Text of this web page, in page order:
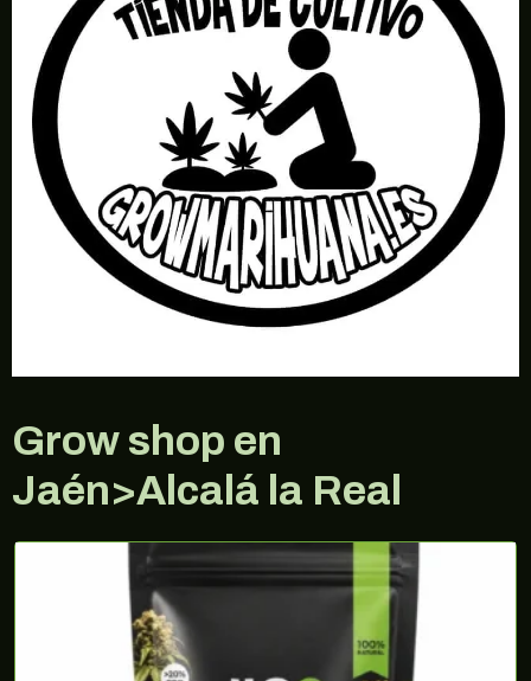
Grow shop en
Jaén>Alcalá la Real